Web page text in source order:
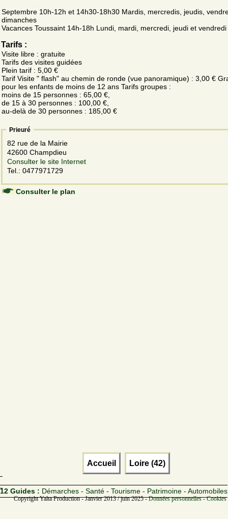
Septembre 10h-12h et 14h30-18h30 Mardis, mercredis, jeudis,
dimanches
Vacances Toussaint 14h-18h Lundi, mardi, mercredi, jeudi et vendredi
Tarifs :
Visite libre : gratuite
Tarifs des visites guidées
Plein tarif : 5,00 €
Tarif Visite " flash" au chemin de ronde (vue panoramique) : 3,00 €
pour les enfants de moins de 12 ans Tarifs groupes :
moins de 15 personnes : 65,00 €,
de 15 à 30 personnes : 100,00 €,
au-delà de 30 personnes : 185,00 €
Prieuré
82 rue de la Mairie
42600 Champdieu
Consulter le site Internet
Tel.: 0477971729
Consulter le plan
Accueil Loire (42)
12 Guides : Démarches - Santé - Tourisme - Patrimoine - Automobiles
Copyright Yalta Production - Janvier 2013 / juin 2025 -Données personnelles -